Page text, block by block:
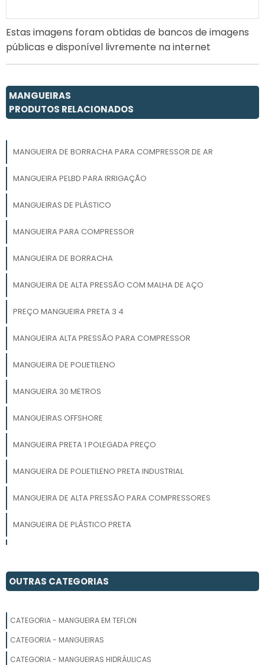
Estas imagens foram obtidas de bancos de imagens
públicas e disponível livremente na internet
MANGUEIRAS
PRODUTOS RELACIONADOS
MANGUEIRA DE BORRACHA PARA COMPRESSOR DE AR
MANGUEIRA PELBD PARA IRRIGAÇÃO
MANGUEIRAS DE PLÁSTICO
MANGUEIRA PARA COMPRESSOR
MANGUEIRA DE BORRACHA
MANGUEIRA DE ALTA PRESSÃO COM MALHA DE AÇO
PREÇO MANGUEIRA PRETA 3 4
MANGUEIRA ALTA PRESSÃO PARA COMPRESSOR
MANGUEIRA DE POLIETILENO
MANGUEIRA 30 METROS
MANGUEIRAS OFFSHORE
MANGUEIRA PRETA 1 POLEGADA PREÇO
MANGUEIRA DE POLIETILENO PRETA INDUSTRIAL
MANGUEIRA DE ALTA PRESSÃO PARA COMPRESSORES
MANGUEIRA DE PLÁSTICO PRETA
MANGUEIRA 1 2 PRETA
MANGUEIRA PRETA IRRIGACAO 1 2
OUTRAS CATEGORIAS
CATEGORIA - MANGUEIRA EM TEFLON
CATEGORIA - MANGUEIRAS
CATEGORIA - MANGUEIRAS HIDRÁULICAS